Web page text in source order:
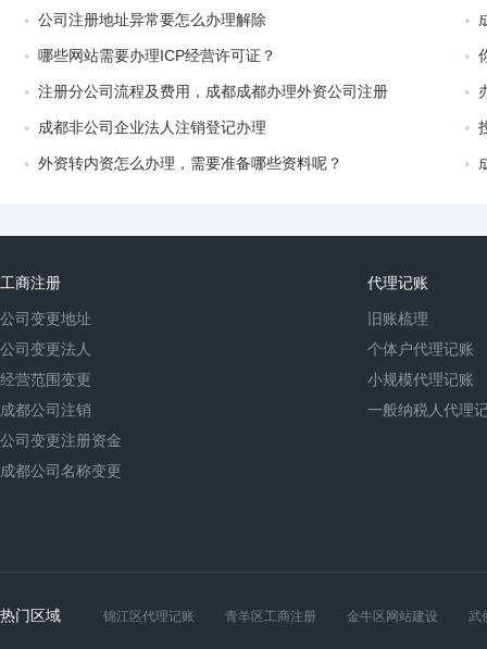
公司注册地址异常要怎么办理解除
哪些网站需要办理ICP经营许可证？
注册分公司流程及费用，成都成都办理外资公司注册
成都非公司企业法人注销登记办理
外资转内资怎么办理，需要准备哪些资料呢？
工商注册
公司变更地址
公司变更法人
经营范围变更
成都公司注销
公司变更注册资金
成都公司名称变更
代理记账
旧账梳理
个体户代理记账
小规模代理记账
一般纳税人代理
热门区域 锦江区代理记账 青羊区工商注册 金牛区网站建设 武